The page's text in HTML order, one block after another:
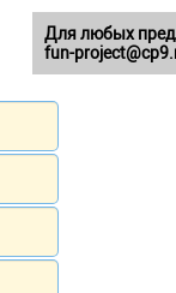
Для любых
fun-